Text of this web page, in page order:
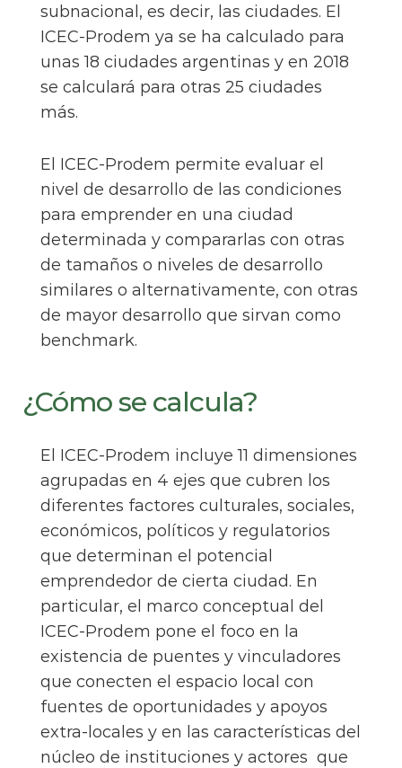
subnacional, es decir, las ciudades. El
ICEC-Prodem ya se ha calculado para
unas 18 ciudades argentinas y en 2018
se calculará para otras 25 ciudades
más.
El ICEC-Prodem permite evaluar el
nivel de desarrollo de las condiciones
para emprender en una ciudad
determinada y compararlas con otras
de tamaños o niveles de desarrollo
similares o alternativamente, con otras
de mayor desarrollo que sirvan como
benchmark.
¿Cómo se calcula?
El ICEC-Prodem incluye 11 dimensiones
agrupadas en 4 ejes que cubren los
diferentes factores culturales, sociales,
económicos, políticos y regulatorios
que determinan el potencial
emprendedor de cierta ciudad. En
particular, el marco conceptual del
ICEC-Prodem pone el foco en la
existencia de puentes y vinculadores
que conecten el espacio local con
fuentes de oportunidades y apoyos
extra-locales y en las características del
núcleo de instituciones y actores que